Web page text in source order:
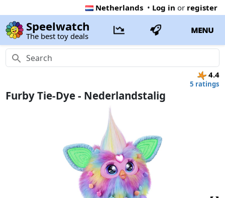
Netherlands • Log in or register
Speelwatch
The best toy deals
MENU
4.4
5 ratings
Furby Tie-Dye - Nederlandstalig